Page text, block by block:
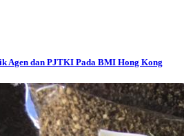
Agen dan PJTKI Pada BMI Hong Kong